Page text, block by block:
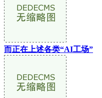
而正在上述各类“AI工场”